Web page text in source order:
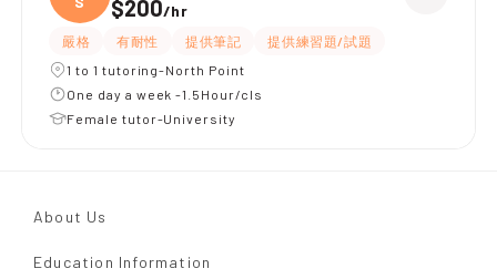
$200/hr
嚴格 有耐性 提供筆記
提供練習題/試題
1 to 1 tutoring-North Point
One day a week -1.5Hour/cls
Female tutor-University
About Us
Education Information